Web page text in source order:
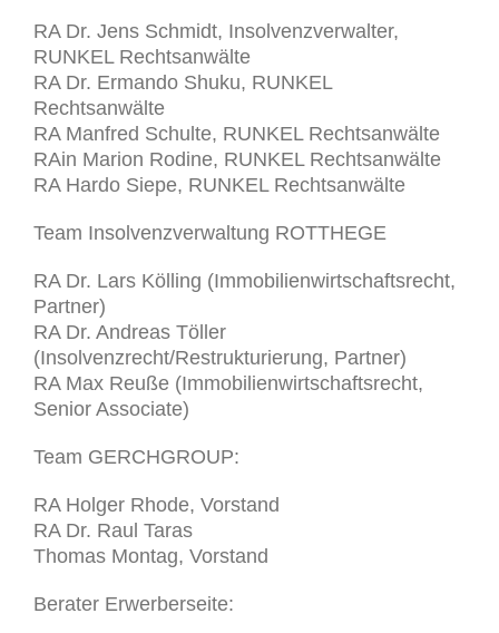
RA Dr. Jens Schmidt, Insolvenzverwalter,
RUNKEL Rechtsanwälte
RA Dr. Ermando Shuku, RUNKEL
Rechtsanwälte
RA Manfred Schulte, RUNKEL Rechtsanwälte
RAin Marion Rodine, RUNKEL Rechtsanwälte
RA Hardo Siepe, RUNKEL Rechtsanwälte
Team Insolvenzverwaltung ROTTHEGE
RA Dr. Lars Kölling (Immobilienwirtschaftsrecht,
Partner)
RA Dr. Andreas Töller
(Insolvenzrecht/Restrukturierung, Partner)
RA Max Reuße (Immobilienwirtschaftsrecht,
Senior Associate)
Team GERCHGROUP:
RA Holger Rhode, Vorstand
RA Dr. Raul Taras
Thomas Montag, Vorstand
Berater Erwerberseite: